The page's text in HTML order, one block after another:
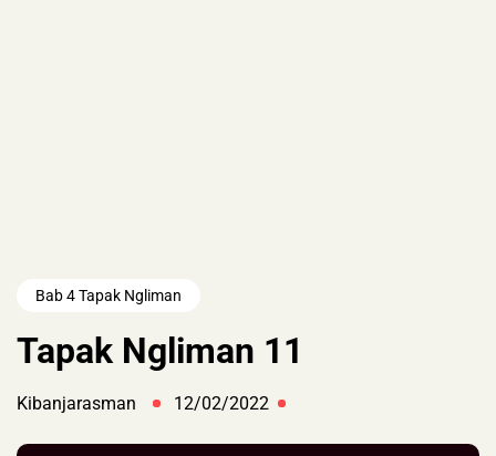
Bab 4 Tapak Ngliman
Tapak Ngliman 11
Kibanjarasman 12/02/2022